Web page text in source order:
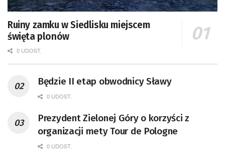
Ruiny zamku w Siedlisku miejscem
święta plonów
0 UDOST.
Będzie II etap obwodnicy Sławy
0 UDOST.
Prezydent Zielonej Góry o korzyści z
organizacji mety Tour de Pologne
0 UDOST.